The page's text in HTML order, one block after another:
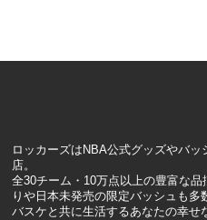
ロッカーズはNBA公式グッズやバ
店。
全30チーム・10万点以上の豊富な
りや日本未発売の限定バッシュも多
バスケと共に生活するあなたの幸せ